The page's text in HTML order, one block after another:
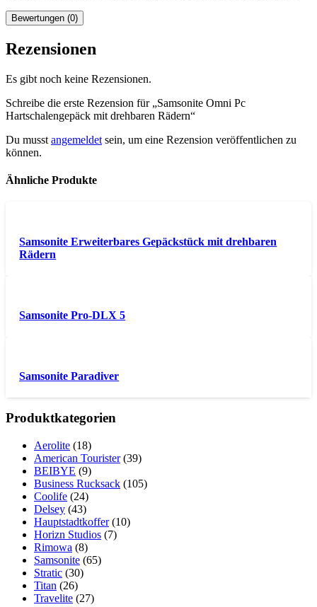
Bewertungen (0)
Rezensionen
Es gibt noch keine Rezensionen.
Schreibe die erste Rezension für „Samsonite Omni Pc
Hartschalengepäck mit drehbaren Rädern“
Du musst angemeldet sein, um eine Rezension veröffentlichen zu
können.
Ähnliche Produkte
Samsonite Erweiterbares Gepäckstück mit drehbaren
Rädern
Samsonite Pro-DLX 5
Samsonite Paradiver
Produktkategorien
Aerolite (18)
American Tourister (39)
BEIBYE (9)
Business Rucksack (105)
Coolife (24)
Delsey (43)
Hauptstadtkoffer (10)
Horizn Studios (7)
Rimowa (8)
Samsonite (65)
Stratic (30)
Titan (26)
Travelite (27)